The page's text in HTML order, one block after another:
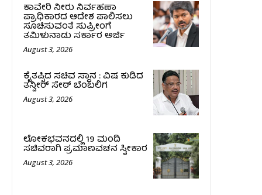
ಕಾವೇರಿ ನೀರು ನಿರ್ವಹಣಾ
ಪ್ರಾಧಿಕಾರದ ಆದೇಶ ಪಾಲಿಸಲು
ಸೂಚಿಸುವಂತೆ ಸುಪ್ರೀಂಗೆ
ತಮಿಳುನಾಡು ಸರ್ಕಾರ ಅರ್ಜಿ
August 3, 2026
ಕೈತಪ್ಪಿದ ಸಚಿವ ಸ್ಥಾನ : ವಿಷ ಕುಡಿದ
ತನ್ವೀರ್‌ ಸೇಠ್‌ ಬೆಂಬಲಿಗ
August 3, 2026
ಲೋಕಭವನದಲ್ಲಿ 19 ಮಂದಿ
ಸಚಿವರಾಗಿ ಪ್ರಮಾಣವಚನ ಸ್ವೀಕಾರ
August 3, 2026